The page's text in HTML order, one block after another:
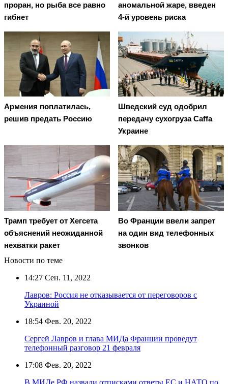
проран, но рыба все равно
гибнет
аномальной жаре, введен
4-й уровень риска
Армения поплатилась,
решив предать Россию
Шведский суд одобрил
передачу сухогруза Caffa
Украине
Трамп требует от Хегсета
объяснений неожиданной
нехватки ракет
Во Франции ввели запрет
на один вид телефонных
звонков
Новости по теме
14:27 Сен. 11, 2022
Лавров: Россия не отказывается от переговоров с
Украиной
18:54 Фев. 20, 2022
Сергей Лавров и глава МИДа Франции проведут
телефонный разговор 21 февраля
17:08 Фев. 20, 2022
В МИДе РФ назвали отписками ответы ЕС и НАТО по